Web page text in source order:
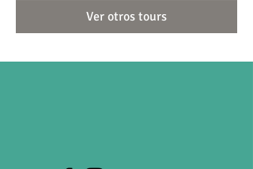
Ver otros tours